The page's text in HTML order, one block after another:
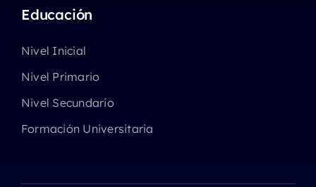
Educación
Nivel Inicial
Nivel Primario
Nivel Secundario
Formación Universitaria